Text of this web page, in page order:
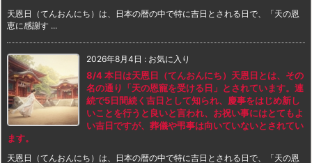
天恩日（てんおんにち）は、日本の暦の中で特に吉日とされる日で、「天の恩
恵に感謝す ...
2026年8月4日 : お気に入り
8/4 本日は天恩日（てんおんにち）天恩日とは、その
名の通り「天の恩寵を受ける日」とされています。連
続で5日間続く吉日として知られ、慶事をはじめ新し
いことを行うと良いと言われ、お祝い事にはとてもよ
い吉日ですが、葬儀や弔事は向いていないとされてい
ます。
天恩日（てんおんにち）は、日本の暦の中で特に吉日とされる日で、「天の恩